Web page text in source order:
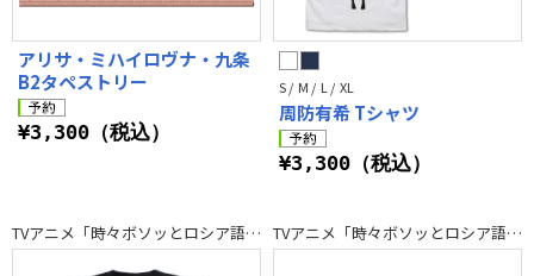
アリサ・ミハイロヴナ・九条
B2タペストリー
¥3,300（税込）
S / M / L / XL
周防有希 Tシャツ
¥3,300（税込）
TVアニメ「時々ボソッとロシア語でデレる隣のアーリャさん」 TVアニメ「時々ボソッとロシア語でデレる隣のアーリャさん」